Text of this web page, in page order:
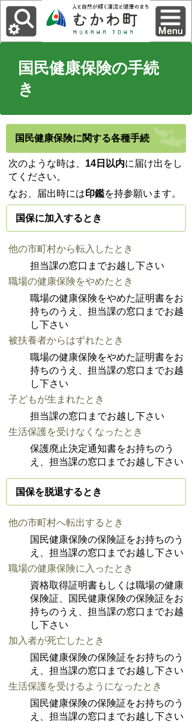
国民健康保険の手続
き
国民健康保険に関する各種手続
次のような時は、 14日以内に届け出をし
てください。
なお、届出時には印鑑を持参願います。
国保に加入するとき
他の市町村から転入したとき
担当課の窓口までお越し下さい
職場の健康保険をやめたとき
職場の健康保険をやめた証明書をお
持ちのうえ、担当課の窓口までお越
し下さい
被扶養者からはずれたとき
職場の健康保険をやめた証明書をお
持ちのうえ、担当課の窓口までお越
し下さい
子どもが生まれたとき
担当課の窓口までお越し下さい
生活保護を受けなくなったとき
保護廃止決定通知書をお持ちのう
え、担当課の窓口までお越し下さい
国保を脱退するとき
他の市町村へ転出するとき
国民健康保険の保険証をお持ちのう
え、担当課の窓口までお越し下さい
職場の健康保険に入ったとき
資格取得証明書もしくは職場の健康
保険証、国民健康保険の保険証をお
持ちのうえ、担当課の窓口までお越
し下さい
加入者が死亡したとき
国民健康保険の保険証をお持ちのう
え、担当課の窓口までお越し下さい
生活保護を受けるようになったとき
国民健康保険の保険証をお持ちのう
え、担当課の窓口までお越し下さい